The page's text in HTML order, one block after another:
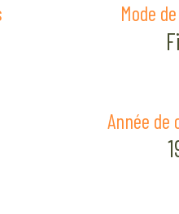
Mode
Année